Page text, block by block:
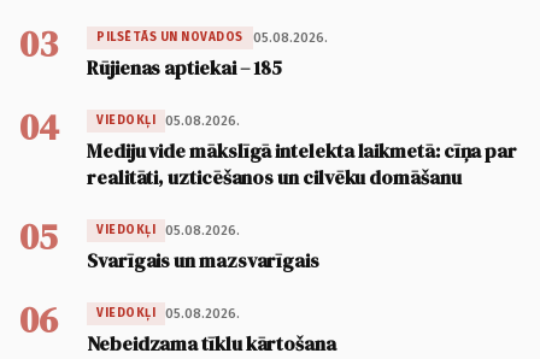
03 PILSĒTĀS UN NOVADOS 05.08.2026.
Rūjienas aptiekai – 185
04 VIEDOKĻI 05.08.2026.
Mediju vide mākslīgā intelekta laikmetā: cīņa par
realitāti, uzticēšanos un cilvēku domāšanu
05 VIEDOKĻI 05.08.2026.
Svarīgais un mazsvarīgais
06 VIEDOKĻI 05.08.2026.
Nebeidzama tīklu kārtošana